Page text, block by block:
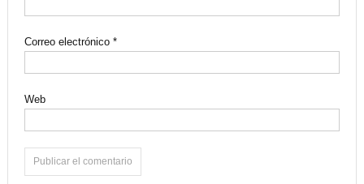
Correo electrónico *
Web